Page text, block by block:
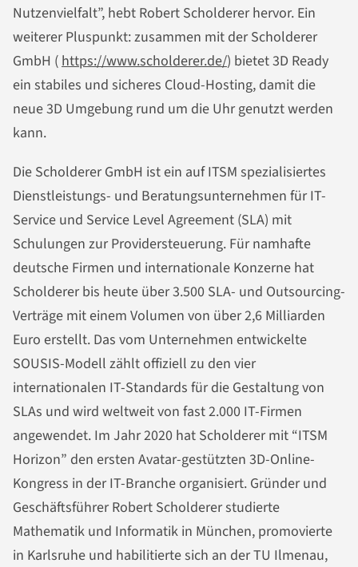
Nutzenvielfalt”, hebt Robert Scholderer hervor. Ein
weiterer Pluspunkt: zusammen mit der Scholderer
GmbH ( https://www.scholderer.de/) bietet 3D Ready
ein stabiles und sicheres Cloud-Hosting, damit die
neue 3D Umgebung rund um die Uhr genutzt werden
kann.
Die Scholderer GmbH ist ein auf ITSM spezialisiertes
Dienstleistungs- und Beratungsunternehmen für IT-
Service und Service Level Agreement (SLA) mit
Schulungen zur Providersteuerung. Für namhafte
deutsche Firmen und internationale Konzerne hat
Scholderer bis heute über 3.500 SLA- und Outsourcing-
Verträge mit einem Volumen von über 2,6 Milliarden
Euro erstellt. Das vom Unternehmen entwickelte
SOUSIS-Modell zählt offiziell zu den vier
internationalen IT-Standards für die Gestaltung von
SLAs und wird weltweit von fast 2.000 IT-Firmen
angewendet. Im Jahr 2020 hat Scholderer mit “ITSM
Horizon” den ersten Avatar-gestützten 3D-Online-
Kongress in der IT-Branche organisiert. Gründer und
Geschäftsführer Robert Scholderer studierte
Mathematik und Informatik in München, promovierte
in Karlsruhe und habilitierte sich an der TU Ilmenau,